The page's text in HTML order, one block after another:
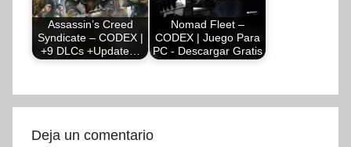
Assassin’s Creed
Syndicate – CODEX |
+9 DLCs +Update…
Nomad Fleet –
CODEX | Juego Para
PC - Descargar Gratis
Deja un comentario